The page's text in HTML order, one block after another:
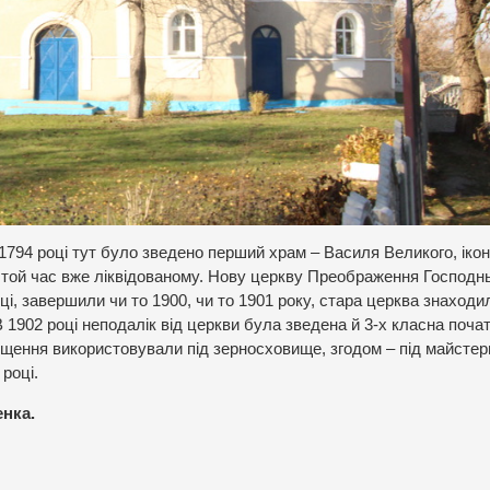
році тут було зведено перший храм – Василя Великого,
час вже ліквідованому. Нову церкву Преображення
завершили чи то 1900, чи то 1901 року, стара церква
році неподалік від церкви була зведена й 3-х класна
використовували під зерносховище, згодом – під